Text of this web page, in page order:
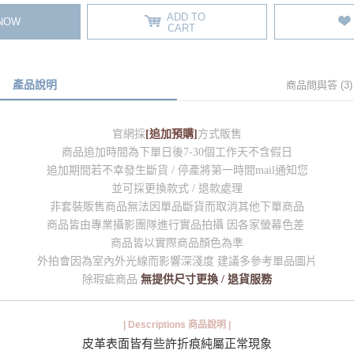
ADD TO
CART
產品說明 商品問與答 (3)
官網採[追加預購]方式販售
商品追加時間為下單日後7-30個工作天不含假日
追加期間若不幸發生斷貨 / 停產將第一時間mail通知您
並可採更換款式 / 退款處理
非套裝販售商品無法因單品斷貨而取消其他下單商品
商品皆由專業攝影團隊進行實品拍攝 因各家螢幕色差
商品皆以實際商品顏色為準
外拍會因為室內外光線而影響深淺度 建議多參考單品圖片
除瑕疵商品 無提供尺寸更換 / 退貨服務
| Descriptions 商品說明 |
皮革表面皆有些許折痕純屬正常現象